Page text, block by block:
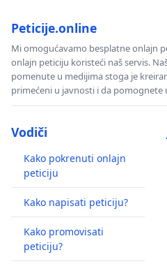
Peticije.online
Mi omogućavamo besplatne onlajn
onlajn peticiju koristeći naš servis.
pomenute u medijima stoga je
primećeni u javnosti i da pomognete
Vodiči
Kako pokrenuti onlajn
peticiju
Kako napisati peticiju?
Kako promovisati
peticiju?